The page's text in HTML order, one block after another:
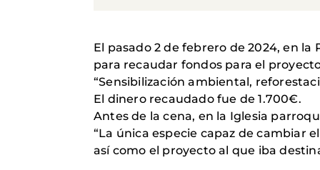
El pasado 2 de febrero de 2024, en
para recaudar fondos para el
“Sensibilización ambiental,
El dinero recaudado fue de 1.700€.
Antes de la cena, en la Iglesia
“La única especie capaz de cambiar
así como el proyecto al que iba